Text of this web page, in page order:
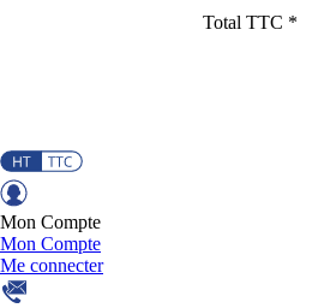
Total TTC *
Mon Compte
Mon Compte
Me connecter